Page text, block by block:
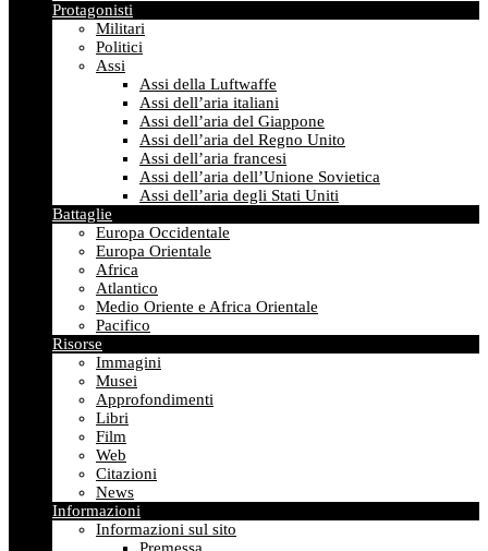
Protagonisti
Militari
Politici
Assi
Assi della Luftwaffe
Assi dell’aria italiani
Assi dell’aria del Giappone
Assi dell’aria del Regno Unito
Assi dell’aria francesi
Assi dell’aria dell’Unione Sovietica
Assi dell’aria degli Stati Uniti
Battaglie
Europa Occidentale
Europa Orientale
Africa
Atlantico
Medio Oriente e Africa Orientale
Pacifico
Risorse
Immagini
Musei
Approfondimenti
Libri
Film
Web
Citazioni
News
Informazioni
Informazioni sul sito